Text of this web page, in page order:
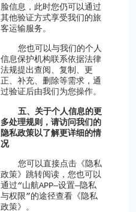
脸信息，此时您仍可以通过
其他验证方式享受我们的旅
客运输服务。
您也可以与我们的个人
信息保护机构联系依据法律
法规提出查阅、复制、更
正、补充、删除等需求，通
过验证后由我们为您操作。
五、关于个人信息的更
多处理规则，请访问我们的
隐私政策以了解更详细的情
况
您可以直接点击《隐私
政策》跳转阅读，您也可以
通过“山航APP—设置—隐私
与权限”的途径查看《隐私
政策》。